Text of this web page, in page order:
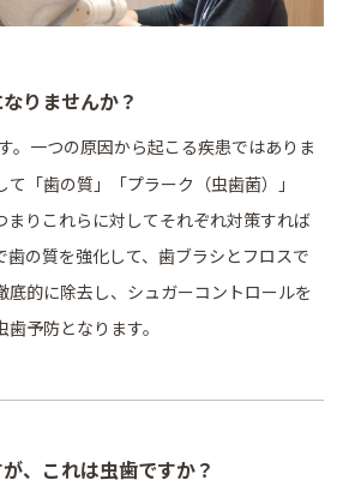
なりませんか？
。一つの原因から起こる疾患ではありま
「歯の質」「プラーク（虫歯菌）」
まりこれらに対してそれぞれ対策すれば
歯の質を強化して、歯ブラシとフロスで
底的に除去し、シュガーコントロールを
予防となります。
が、これは虫歯ですか？